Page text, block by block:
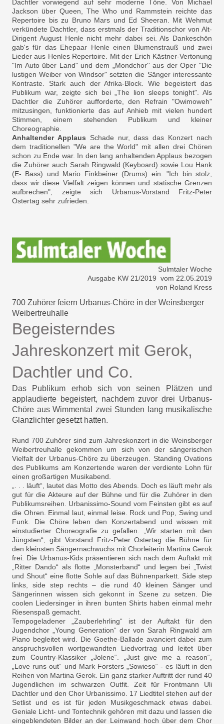
Dachtler vorwiegend auf sehr moderne Töne. Von Michael
Jackson über Queen, The Who und Rammstein reichte das
Repertoire bis zu Bruno Mars und Ed Sheeran. Mit Wehmut
verkündete Dachtler, dass erstmals der Traditionschor von Alt-
Dirigent August Henle nicht mehr dabei sei. Als Dankeschön
gab's für das Ehepaar Henle einen Blumenstrauß und zwei
Lieder aus Henles Repertoire. Mit der Erich Kästner-Vertonung
"Im Auto über Land" und dem „Mondchor'' aus der Oper "Die
lustigen Weiber von Windsor" setzten die Sänger interessante
Kontraste. Stark auch der Afrika-Block. Wie begeistert das
Publikum war, zeigte sich bei „The lion sleeps tonight". Als
Dachtler die Zuhörer aufforderte, den Refrain "Owimoweh"
mitzusingen, funktionierte das auf Anhieb mit vielen hundert
Stimmen, einem stehenden Publikum und kleiner
Choreographie.
Anhaltender Applaus Schade nur, dass das Konzert nach
dem traditionellen "We are the World" mit allen drei Chören
schon zu Ende war. In den lang anhaltenden Applaus bezogen
die Zuhörer auch Sarah Ringwald (Keyboard) sowie Lou Hank
(E- Bass) und Mario Finkbeiner (Drums) ein. "Ich bin stolz,
dass wir diese Vielfalt zeigen können und statische Grenzen
aufbrechen", zeigte sich Urbanus-Vorstand Fritz-Peter
Ostertag sehr zufrieden.
Sulmtaler Woche
Ausgabe KW 21/2019 vom 22.05.2019
von Roland Kress
700 Zuhörer feiern Urbanus-Chöre in der Weinsberger
Weibertreuhalle
Begeisterndes
Jahreskonzert mit Gerok,
Dachtler und Co.
Das Publikum erhob sich von seinen Plätzen und
applau­dierte begeistert, nachdem zuvor drei Urbanus-
Chöre aus Wimmental zwei Stunden lang musikalische
Glanzlichter gesetzt hatten.
Rund 700 Zuhörer sind zum Jahreskonzert in die Weinsber­ger
Weibertreuhalle gekommen um sich von der sängerischen
Vielfalt der Urbanus-Chöre zu überzeugen. Standing Ovations
des Publikums am Konzertende waren der verdiente Lohn für
einen großartigen Musikabend.
„. . . läuft“, lautet das Motto des Abends. Doch es läuft mehr als
gut für die Akteure auf der Büh­ne und für die Zuhörer in den
Publikumsreihen. Urbanissi­mo-Sound vom Feinsten gibt es auf
die Ohren. Einmal laut, ein­mal leise. Rock und Pop, Swing und
Funk. Die Chöre leben den Konzertabend und wissen mit
einstudierter Choreografie zu gefallen. „Wir starten mit den
Jüngsten“, gibt Vorstand Fritz-Peter Ostertag die Bühne für
den kleinsten Sängernachwuchs mit Chorleiterin Martina Gerok
frei. Die Urbanus-Kids präsentieren sich nach dem Auftakt mit
„Rit­ter Dando“ als flotte „Monster­band“ und legen bei „Twist
und Shout“ eine flotte Sohle auf das Bühnenparkett. Side step
links, side step rechts – die rund 40 kleinen Sänger und
Sängerin­nen wissen sich gekonnt in Sze­ne zu setzen. Die
coolen Lieder­singer in ihren bunten Shirts haben einmal mehr
Riesenspaß gemacht.
Tempogeladener „Zauberlehr­ling“ ist der Auftakt für den
Jugendchor „Young Genera­tion“ der von Sarah Ringwald am
Piano begleitet wird. Die Goethe-Ballade avanciert dabei zum
anspruchsvollen wortge­wandten Liedvortrag und lei­tet über
zum Country-Klassiker „Jolene“. „Just give me a reason“,
„Love runs out“ und Mark Fors­ters „Sowieso“ - es läuft in den
Reihen von Martina Gerok. Ein ganz starker Auftritt der rund 40
Jugendlichen im schwarzen Outfit. Zeit für Frontmann Uli
Dachtler und den Chor Urba­nissimo. 17 Liedtitel stehen auf der
Setlist und es ist für jeden Musikgeschmack etwas dabei.
Geniale Licht- und Tontechnik gehören mit dazu und lassen die
eingeblendeten Bilder an der Leinwand hoch über dem Chor